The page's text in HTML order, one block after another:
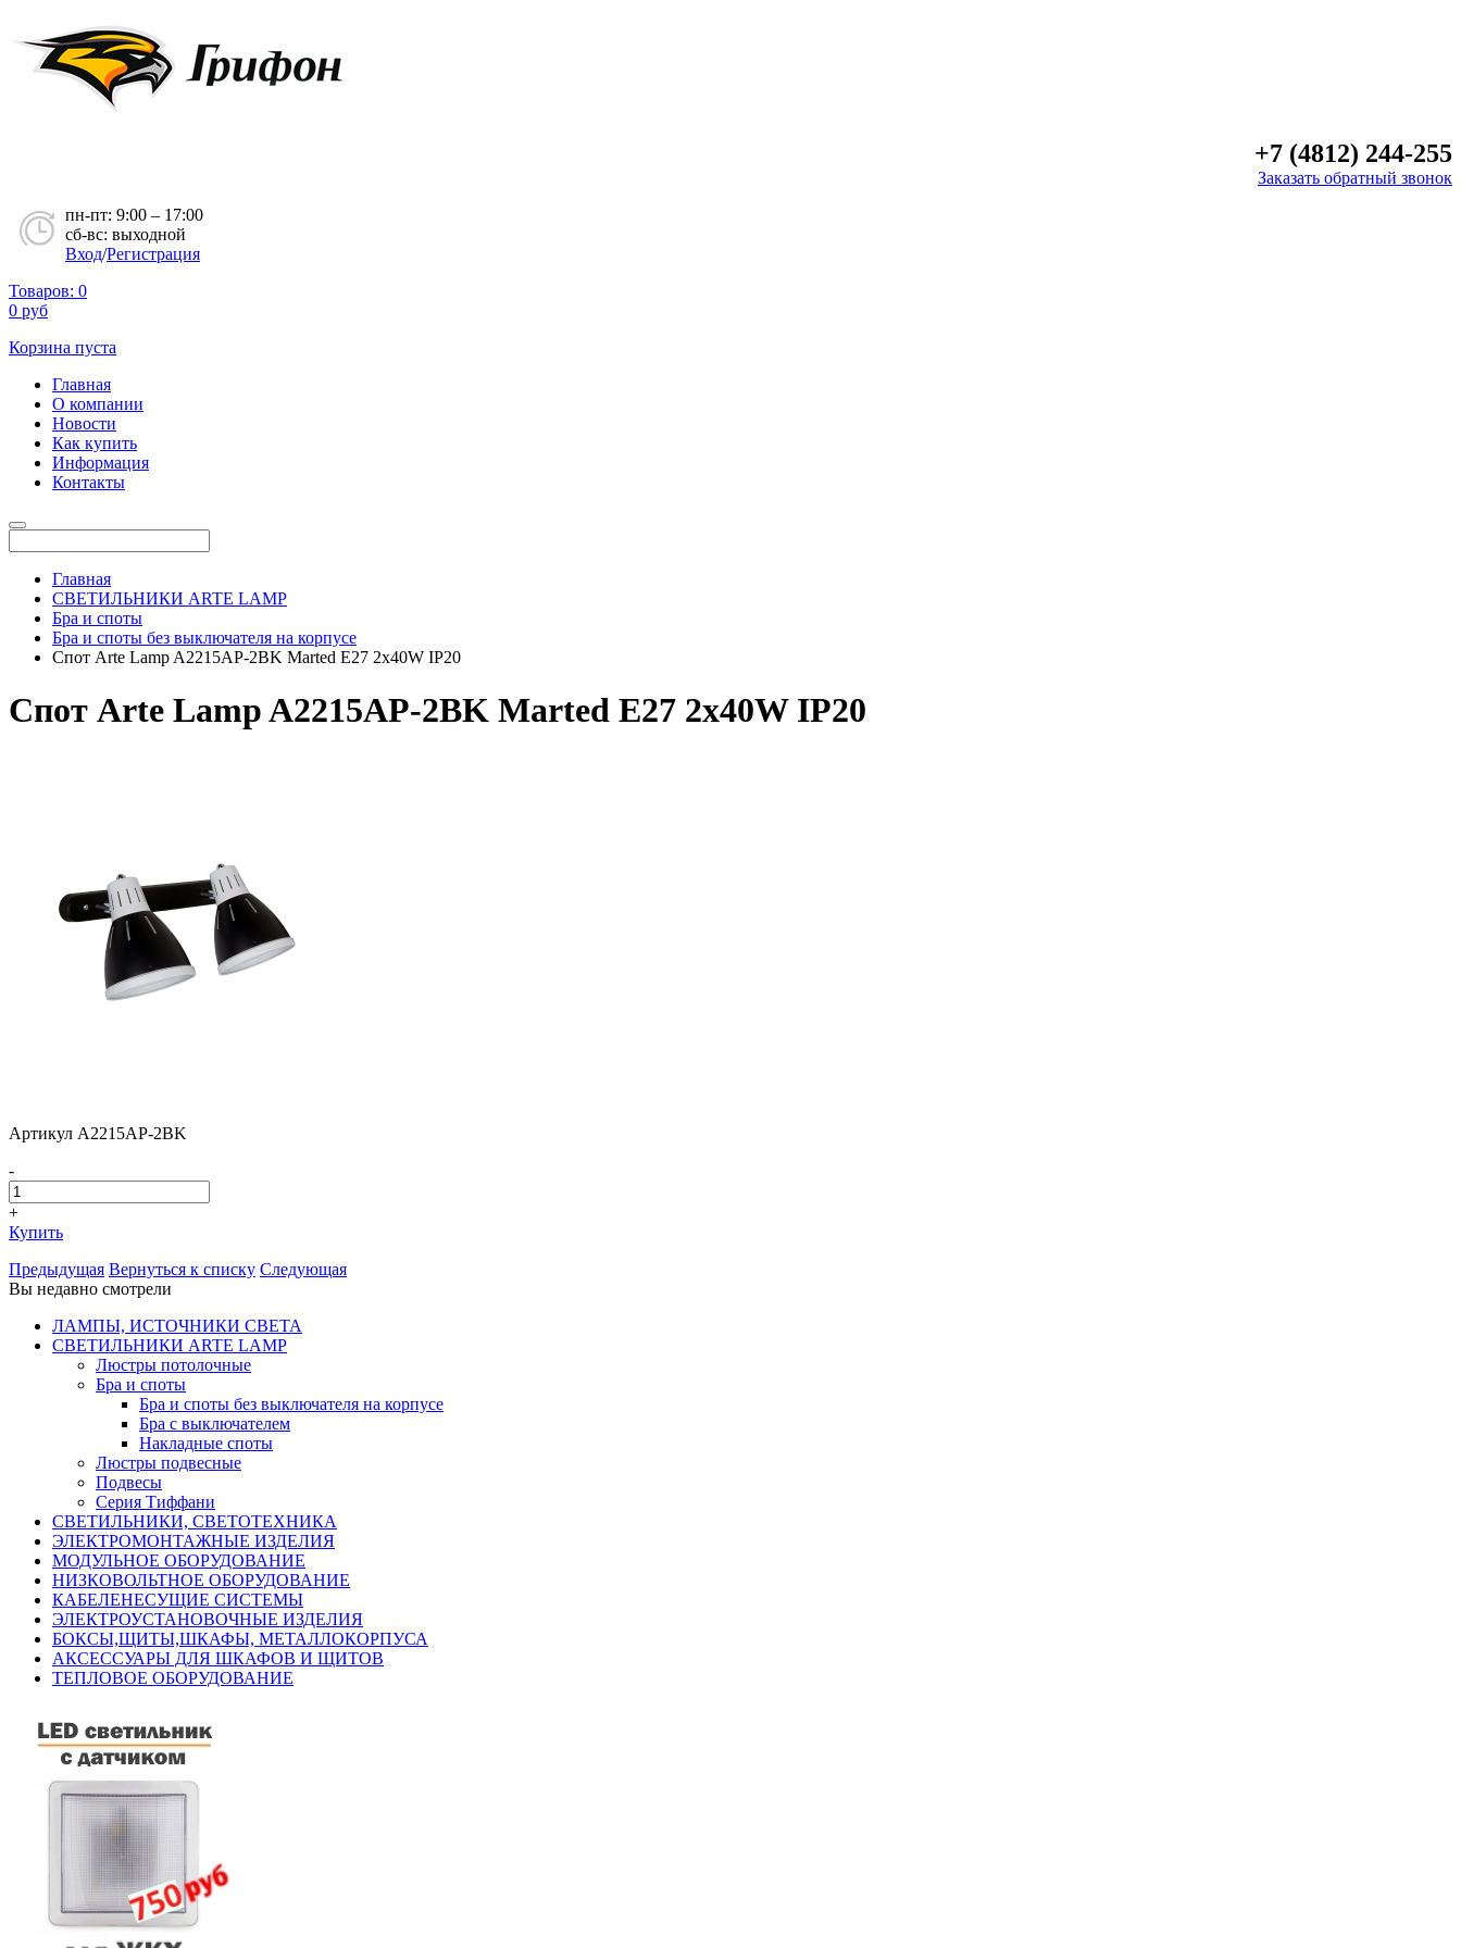
+7 (4812) 244-255
Заказать обратный звонок
пн-пт: 9:00 – 17:00
сб-вс: выходной
Вход/Регистрация
Товаров: 0
0 руб
Корзина пуста
Главная
О компании
Новости
Как купить
Информация
Контакты
Главная
СВЕТИЛЬНИКИ ARTE LAMP
Бра и споты
Бра и споты без выключателя на корпусе
Спот Arte Lamp A2215AP-2BK Marted E27 2x40W IP20
Спот Arte Lamp A2215AP-2BK Marted E27 2x40W IP20
Артикул A2215AP-2BK
-
+
Купить
Предыдущая Вернуться к списку Следующая
Вы недавно смотрели
ЛАМПЫ, ИСТОЧНИКИ СВЕТА
СВЕТИЛЬНИКИ ARTE LAMP
Люстры потолочные
Бра и споты
Бра и споты без выключателя на корпусе
Бра с выключателем
Накладные споты
Люстры подвесные
Подвесы
Серия Тиффани
СВЕТИЛЬНИКИ, СВЕТОТЕХНИКА
ЭЛЕКТРОМОНТАЖНЫЕ ИЗДЕЛИЯ
МОДУЛЬНОЕ ОБОРУДОВАНИЕ
НИЗКОВОЛЬТНОЕ ОБОРУДОВАНИЕ
КАБЕЛЕНЕСУЩИЕ СИСТЕМЫ
ЭЛЕКТРОУСТАНОВОЧНЫЕ ИЗДЕЛИЯ
БОКСЫ,ЩИТЫ,ШКАФЫ, МЕТАЛЛОКОРПУСА
АКСЕССУАРЫ ДЛЯ ШКАФОВ И ЩИТОВ
ТЕПЛОВОЕ ОБОРУДОВАНИЕ